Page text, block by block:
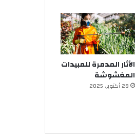
الآثار المدمرة للمبيدات
المغشوشة
28 أكتوبر, 2025